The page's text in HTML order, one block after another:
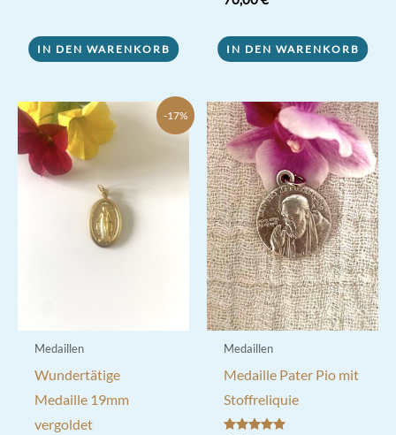
IN DEN WARENKORB IN DEN WARENKORB
-17%
Medaillen
Wundertätige
Medaille 19mm
vergoldet
Medaillen
Medaille Pater Pio mit
Stoffreliquie